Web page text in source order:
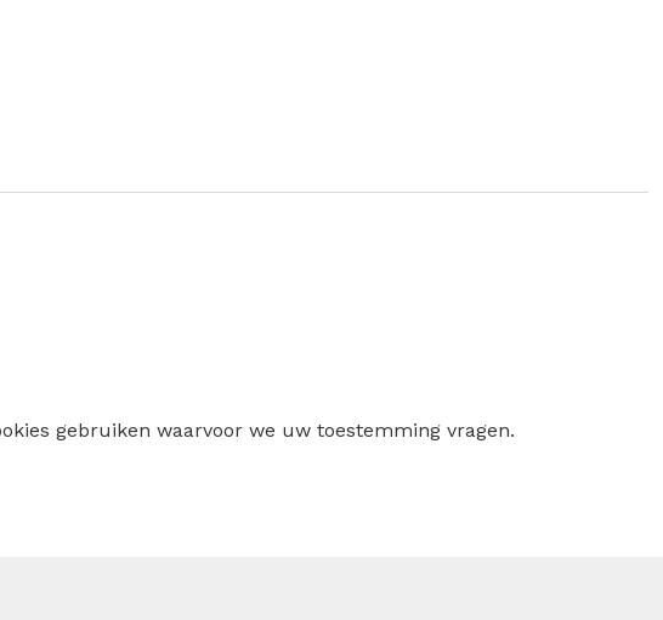
gebruiken waarvoor we uw toestemming vragen.